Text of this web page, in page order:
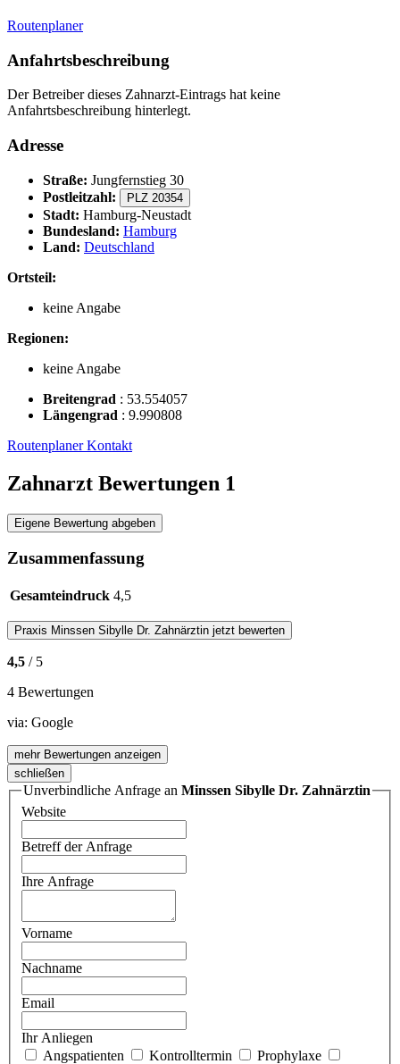
Routenplaner
Anfahrtsbeschreibung
Der Betreiber dieses Zahnarzt-Eintrags hat keine
Anfahrtsbeschreibung hinterlegt.
Adresse
Straße: Jungfernstieg 30
Postleitzahl:
PLZ 20354
Stadt: Hamburg-Neustadt
Bundesland: Hamburg
Land: Deutschland
Ortsteil:
keine Angabe
Regionen:
keine Angabe
Breitengrad : 53.554057
Längengrad : 9.990808
RoutenplanerKontakt
Zahnarzt Bewertungen 1
Eigene Bewertung abgeben
Zusammenfassung
Gesamteindruck 4,5
Praxis Minssen Sibylle Dr. Zahnärztin jetzt bewerten
4,5 / 5
4 Bewertungen
via: Google
mehr Bewertungen anzeigen
schließen
Unverbindliche Anfrage an Minssen Sibylle Dr. Zahnärztin
Website
Betreff der Anfrage
Ihre Anfrage
Vorname
Nachname
Email
Ihr Anliegen
Angspatienten
Kontrolltermin
Prophylaxe